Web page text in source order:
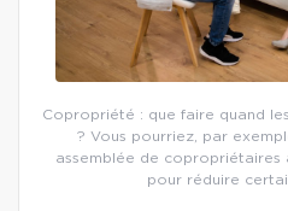
Copropriété : que faire quand
? Vous pourriez, par
assemblée de copropriétaires
pour réduire